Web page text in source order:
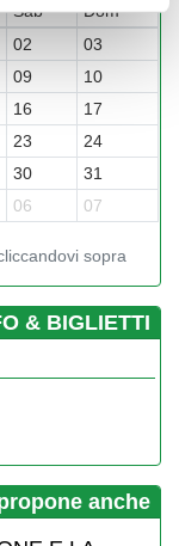
Sab
Dom
02
03
09
10
16
17
23
24
30
31
06 07
sopra
& BIGLIETTI
anche